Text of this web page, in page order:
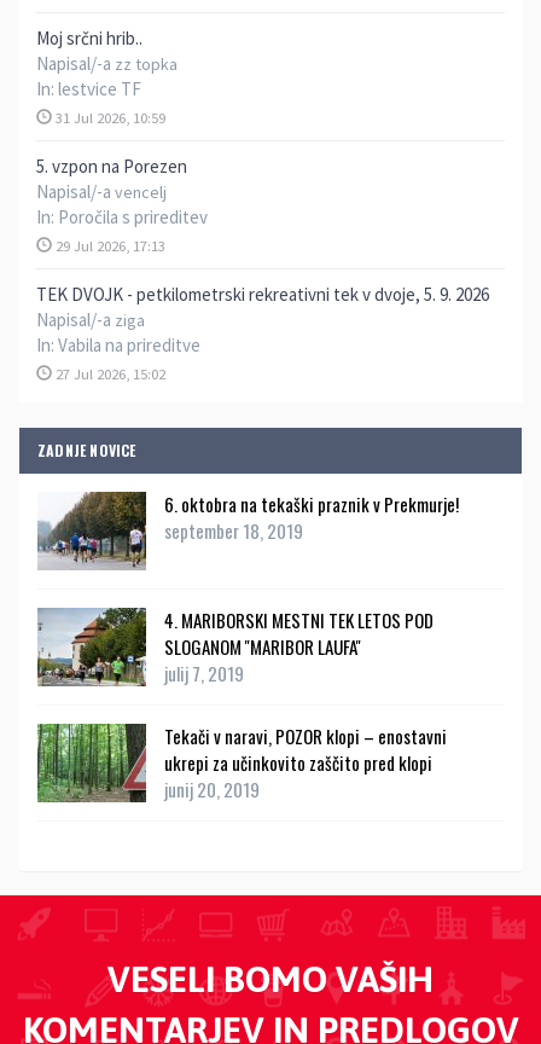
Moj srčni hrib..
Napisal/-a zz topka
In: lestvice TF
31 Jul 2026, 10:59
5. vzpon na Porezen
Napisal/-a vencelj
In: Poročila s prireditev
29 Jul 2026, 17:13
TEK DVOJK - petkilometrski rekreativni tek v dvoje, 5. 9. 2026
Napisal/-a ziga
In: Vabila na prireditve
27 Jul 2026, 15:02
ZADNJE NOVICE
6. oktobra na tekaški praznik v Prekmurje!
september 18, 2019
4. MARIBORSKI MESTNI TEK LETOS POD
SLOGANOM ''MARIBOR LAUFA''
julij 7, 2019
Tekači v naravi, POZOR klopi – enostavni
ukrepi za učinkovito zaščito pred klopi
junij 20, 2019
VESELI BOMO VAŠIH
KOMENTARJEV IN PREDLOGOV